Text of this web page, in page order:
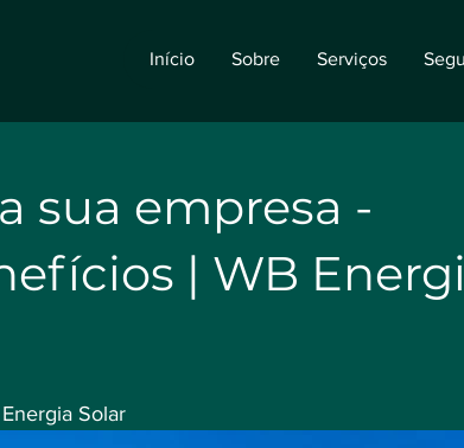
Início Sobre Serviços
sua empresa -
| WB
Solar